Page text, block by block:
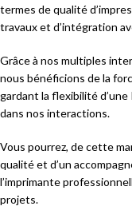
termes de qualité
travaux et d’intégration
Grâce à nos multiples
nous bénéficions de la
gardant la flexibilité
dans nos interactions.
Vous pourrez, de cette
qualité et d’un
l’imprimante
projets.